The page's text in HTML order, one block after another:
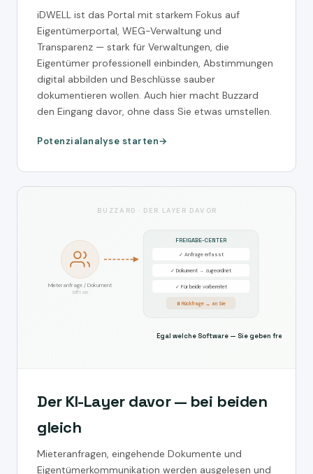
iDWELL ist das Portal mit starkem Fokus auf
Eigentümerportal, WEG-Verwaltung und
Transparenz — stark für Verwaltungen, die
Eigentümer professionell einbinden, Abstimmungen
digital abbilden und Beschlüsse sauber
dokumentieren wollen. Auch hier macht Buzzard
den Eingang davor, ohne dass Sie etwas umstellen.
Potenzialanalyse starten
BUZZARD · DER LAYER DAVOR
Mieteranfrage / Dokument
trifft ein
FREIGABE-CENTER
✓ Anfrage erfasst
✓ Dokument → zugeordnet
✓ Für beide vorbereitet
⏸ Rückfrage → an Sie
Egal welche Software — Sie geben frei
Der KI-Layer davor — bei beiden
gleich
Mieteranfragen, eingehende Dokumente und
Eigentümerkommunikation werden ausgelesen und